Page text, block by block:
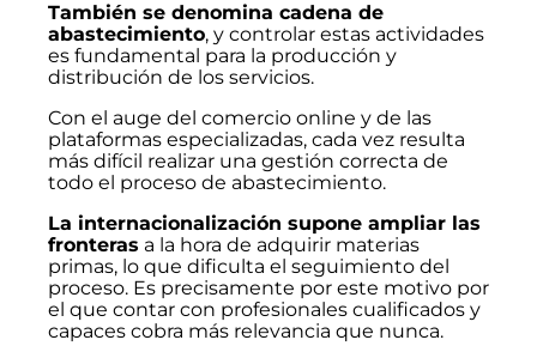
También se denomina cadena de
abastecimiento, y controlar estas actividades
es fundamental para la producción y
distribución de los servicios.
Con el auge del comercio online y de las
plataformas especializadas, cada vez resulta
más difícil realizar una gestión correcta de
todo el proceso de abastecimiento.
La internacionalización supone ampliar las
fronteras a la hora de adquirir materias
primas, lo que dificulta el seguimiento del
proceso. Es precisamente por este motivo por
el que contar con profesionales cualificados y
capaces cobra más relevancia que nunca.